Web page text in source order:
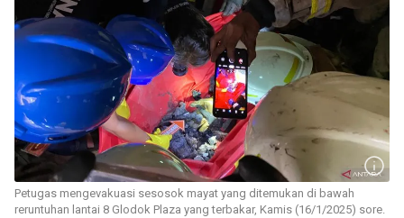
Petugas mengevakuasi sesosok mayat yang ditemukan di bawah
reruntuhan lantai 8 Glodok Plaza yang terbakar, Kamis (16/1/2025) sore.